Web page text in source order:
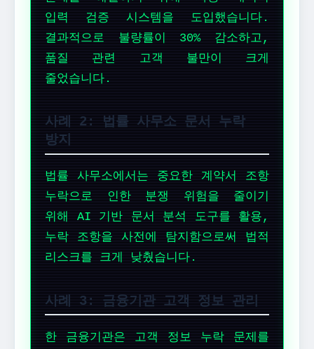
입력 검증 시스템을 도입했습니다.
결과적으로 불량률이 30% 감소하고,
품질 관련 고객 불만이 크게
줄었습니다.
사례 2: 법률 사무소 문서 누락
방지
법률 사무소에서는 중요한 계약서 조항
누락으로 인한 분쟁 위험을 줄이기
위해 AI 기반 문서 분석 도구를 활용,
누락 조항을 사전에 탐지함으로써 법적
리스크를 크게 낮췄습니다.
사례 3: 금융기관 고객 정보 관리
한 금융기관은 고객 정보 누락 문제를